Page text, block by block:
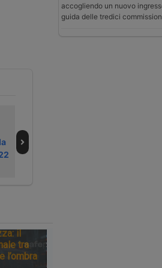
il
tra
l’ombra
accogliendo un nuovo
guida delle tredici